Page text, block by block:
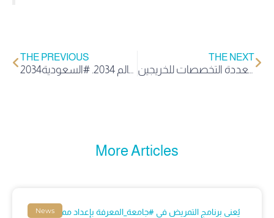
THE PREVIOUS
معالي رئيس جامعة المعرفة يحتفي بفوز المملكة باستضافة بطولة كأس العالم 2034. #السعودية2034
THE NEXT
برنامج نظم المعلومات الصحية ونظم المعلومات في جامعة المعرفة يفتحان آفاقًا وظيفية متعددة التخصصات للخريجين.
More Articles
News
يُعنى برنامج التمريض في #جامعة_المعرفة بإعداد ممارسين